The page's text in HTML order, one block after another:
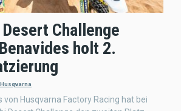
Challenge
holt 2.
Husqvarna
von Husqvarna Factory Racing hat bei